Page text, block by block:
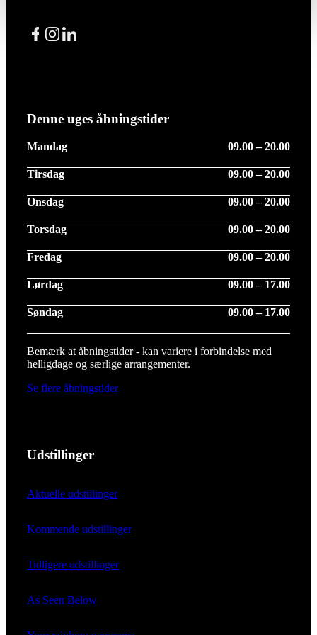
Facebook
Instagram
LinkedIn
Denne uges åbningstider
Mandag 09.00 – 20.00
Tirsdag 09.00 – 20.00
Onsdag 09.00 – 20.00
Torsdag 09.00 – 20.00
Fredag 09.00 – 20.00
Lørdag 09.00 – 17.00
Søndag 09.00 – 17.00
Bemærk at åbningstider - kan variere i forbindelse med
helligdage og særlige arrangementer.
Se flere åbningstider
Udstillinger
Aktuelle udstillinger
Kommende udstillinger
Tidligere udstillinger
As Seen Below